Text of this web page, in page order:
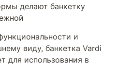
делают банкетку
и
виду, банкетка Vardi
для использования в